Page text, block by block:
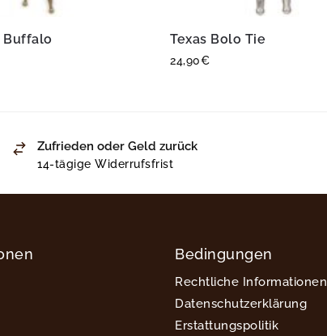
Buffalo Texas Bolo Tie
24,90€
Zufrieden oder Geld zurück
14-tägige Widerrufsfrist
Bedingungen
Rechtliche Informationen
Datenschutzerklärung
Erstattungspolitik